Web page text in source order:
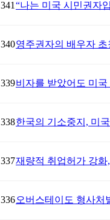
341 “나는 미국 시민권자
340영주권자의 배우자 초
339비자를 받았어도 미
338한국의 기소중지, 미
337재량적 취업허가 강
336오버스테이도 형사처